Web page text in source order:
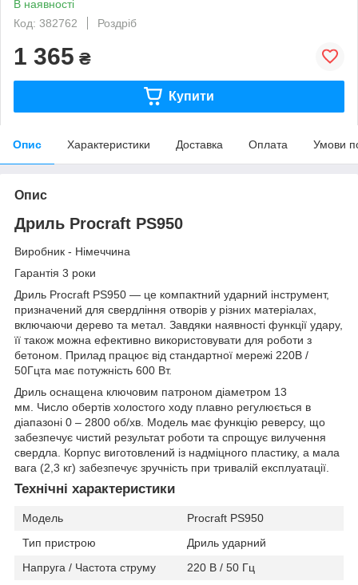
В наявності
Код: 382762
Роздріб
1 365 ₴
Купити
Опис Характеристики Доставка Оплата Умови
Опис
Дриль Procraft PS950
Виробник - Німеччина
Гарантія 3 роки
Дриль Procraft PS950 — це компактний ударний інструмент,
призначений для свердління отворів у різних матеріалах,
включаючи дерево та метал. Завдяки наявності функції удару,
її також можна ефективно використовувати для роботи з
бетоном. Прилад працює від стандартної мережі 220В /
50Гцта має потужність 600 Вт.
Дриль оснащена ключовим патроном діаметром 13
мм. Число обертів холостого ходу плавно регулюється в
діапазоні 0 – 2800 об/хв. Модель має функцію реверсу, що
забезпечує чистий результат роботи та спрощує вилучення
свердла. Корпус виготовлений із надміцного пластику, а мала
вага (2,3 кг) забезпечує зручність при тривалій експлуатації.
Технічні характеристики
Модель
Procraft PS950
Тип пристрою
Дриль ударний
Напруга / Частота струму
220 В / 50 Гц